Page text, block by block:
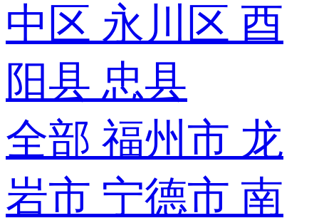
中区 永川区 酉
阳县 忠县
全部 福州市 龙
岩市 宁德市 南